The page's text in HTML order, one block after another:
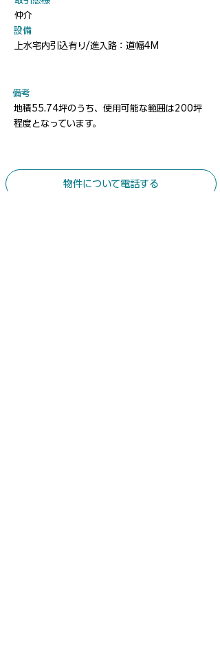
仲介
​設備
上水宅内引込有り/進入路：道幅4M
​備考
地積55.74坪のうち、使用可能な範囲は200坪
程度となっています。
物件について電話する